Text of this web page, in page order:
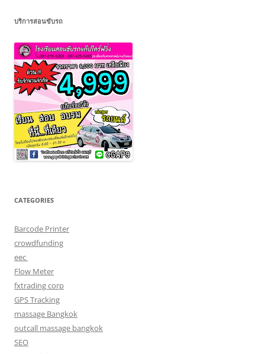
บริการสอนขับรถ
CATEGORIES
Barcode Printer
crowdfunding
eec
Flow Meter
fxtrading corp
GPS Tracking
massage Bangkok
outcall massage bangkok
SEO